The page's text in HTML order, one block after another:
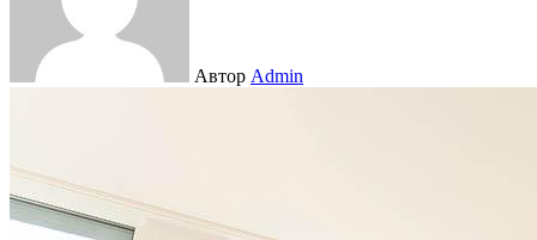
Автор Admin